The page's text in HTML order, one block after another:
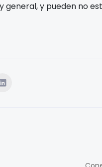
y pueden no